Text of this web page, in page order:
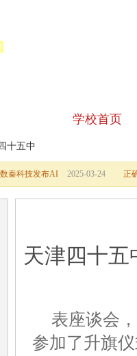
学校首页
十五中
2025-03-24
秦科技发布AI 正
天津四十五
表座谈会
参加了升旗